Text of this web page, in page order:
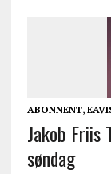
ABONNENT,
Jakob Friis
søndag